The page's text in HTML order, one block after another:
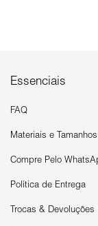
Essenciais
FAQ
Materiais e Tamanhos
Compre Pelo
Política de Entrega
Trocas & Devoluções